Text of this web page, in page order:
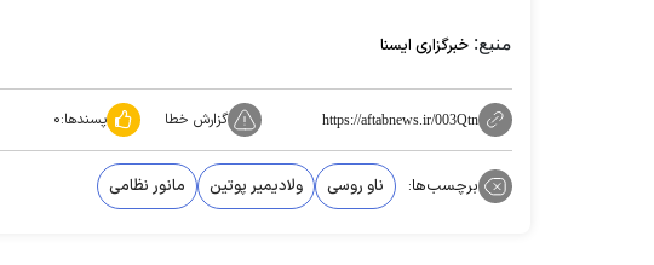
منبع: خبرگزاری ایسنا
https://aftabnews.ir/003Qtn گزارش خطا پسندها:۰
برچسب‌ها: ناو روسی ولادیمیر پوتین مانور نظامی